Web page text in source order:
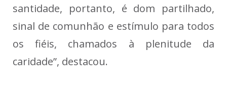
santidade, portanto, é dom partilhado,
sinal de comunhão e estímulo para todos
os fiéis, chamados à plenitude da
caridade”, destacou.